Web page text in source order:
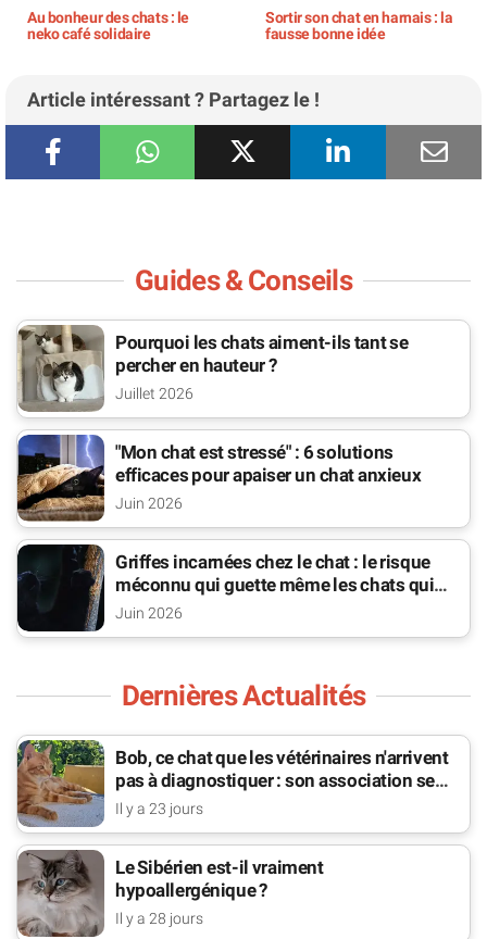
Au bonheur des chats : le
neko café solidaire
Sortir son chat en harnais : la
fausse bonne idée
Article intéressant ? Partagez le !
Guides & Conseils
Pourquoi les chats aiment-ils tant se
percher en hauteur ?
Juillet 2026
"Mon chat est stressé" : 6 solutions
efficaces pour apaiser un chat anxieux
Juin 2026
Griffes incarnées chez le chat : le risque
méconnu qui guette même les chats qui
sortent
Juin 2026
Dernières Actualités
Bob, ce chat que les vétérinaires n'arrivent
pas à diagnostiquer : son association se
bat pour lui
Il y a 23 jours
Le Sibérien est-il vraiment
hypoallergénique ?
Il y a 28 jours